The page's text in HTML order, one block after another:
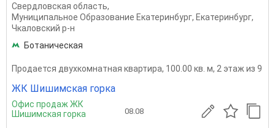
Свердловская область,
Муниципальное Образование Екатеринбург, Екатеринбург,
Чкаловский р-н
Ботаническая
Продается двухкомнатная квартира, 100.00 кв. м, 2 этаж из 9
ЖК Шишимская горка
Офис продаж ЖК
Шишимская горка
08.08